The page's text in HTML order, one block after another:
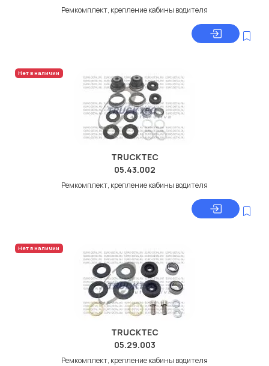
Ремкомплект, крепление кабины водителя
Нет в наличии
TRUCKTEC
05.43.002
Ремкомплект, крепление кабины водителя
Нет в наличии
TRUCKTEC
05.29.003
Ремкомплект, крепление кабины водителя